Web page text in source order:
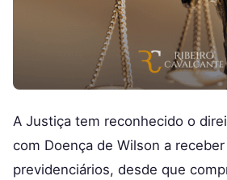
A Justiça tem reconhecido o
com Doença de Wilson a
previdenciários, desde que